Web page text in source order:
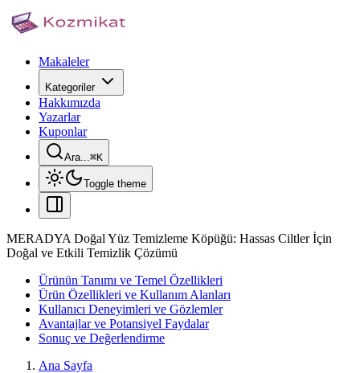
Makaleler
Kategoriler
Hakkımızda
Yazarlar
Kuponlar
Ara...⌘K
Toggle theme
MERADYA Doğal Yüz Temizleme Köpüğü: Hassas Ciltler İçin
Doğal ve Etkili Temizlik Çözümü
Ürünün Tanımı ve Temel Özellikleri
Ürün Özellikleri ve Kullanım Alanları
Kullanıcı Deneyimleri ve Gözlemler
Avantajlar ve Potansiyel Faydalar
Sonuç ve Değerlendirme
Ana Sayfa